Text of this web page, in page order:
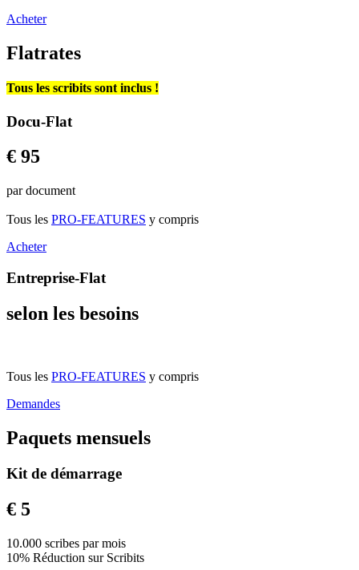
Acheter
Flatrates
Tous les scribits sont inclus !
Docu-Flat
€ 95
par document
Tous les PRO-FEATURES y compris
Acheter
Entreprise-Flat
selon les besoins
Tous les PRO-FEATURES y compris
Demandes
Paquets mensuels
Kit de démarrage
€ 5
10.000 scribes par mois
10% Réduction sur Scribits